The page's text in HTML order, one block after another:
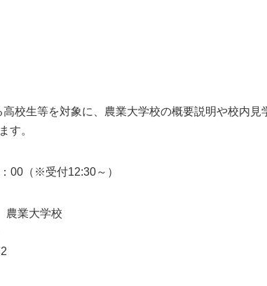
校生等を対象に、農業大学校の概要説明や校内
す。
：00（※受付12:30～）
農業大学校
４